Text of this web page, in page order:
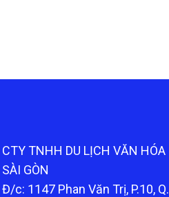
CTY TNHH DU LỊCH VĂN HÓA
SÀI GÒN
Đ/c: 1147 Phan Văn Trị, P.10, Q.